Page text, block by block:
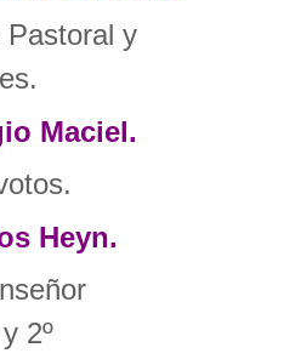
Pastoral y
Maciel.
Heyn.
2º